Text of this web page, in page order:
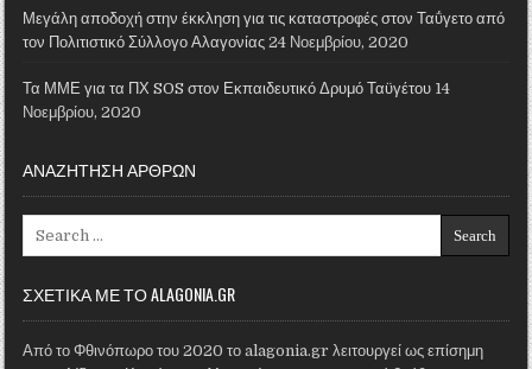
Μεγάλη αποδοχή στην έκκληση για τις καταστροφές στον Ταΰγετο από
τον Πολιτιστικό Σύλλογο Αλαγονίας 24 Νοεμβρίου, 2020
Τα ΜΜΕ για τα ΠΧ SOS στον Εκπαιδευτικό Δρυμό Ταϋγέτου 14
Νοεμβρίου, 2020
ΑΝΑΖΗΤΗΣΗ ΑΡΘΡΩΝ
ΣΧΕΤΙΚΑ ΜΕ ΤΟ ALAGONIA.GR
Από το Φθινόπωρο του 2020 το alagonia.gr λειτουργεί ως επίσημη